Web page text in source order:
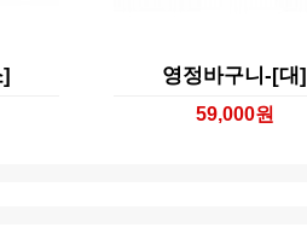
] 영정바구니-[대]
59,000원